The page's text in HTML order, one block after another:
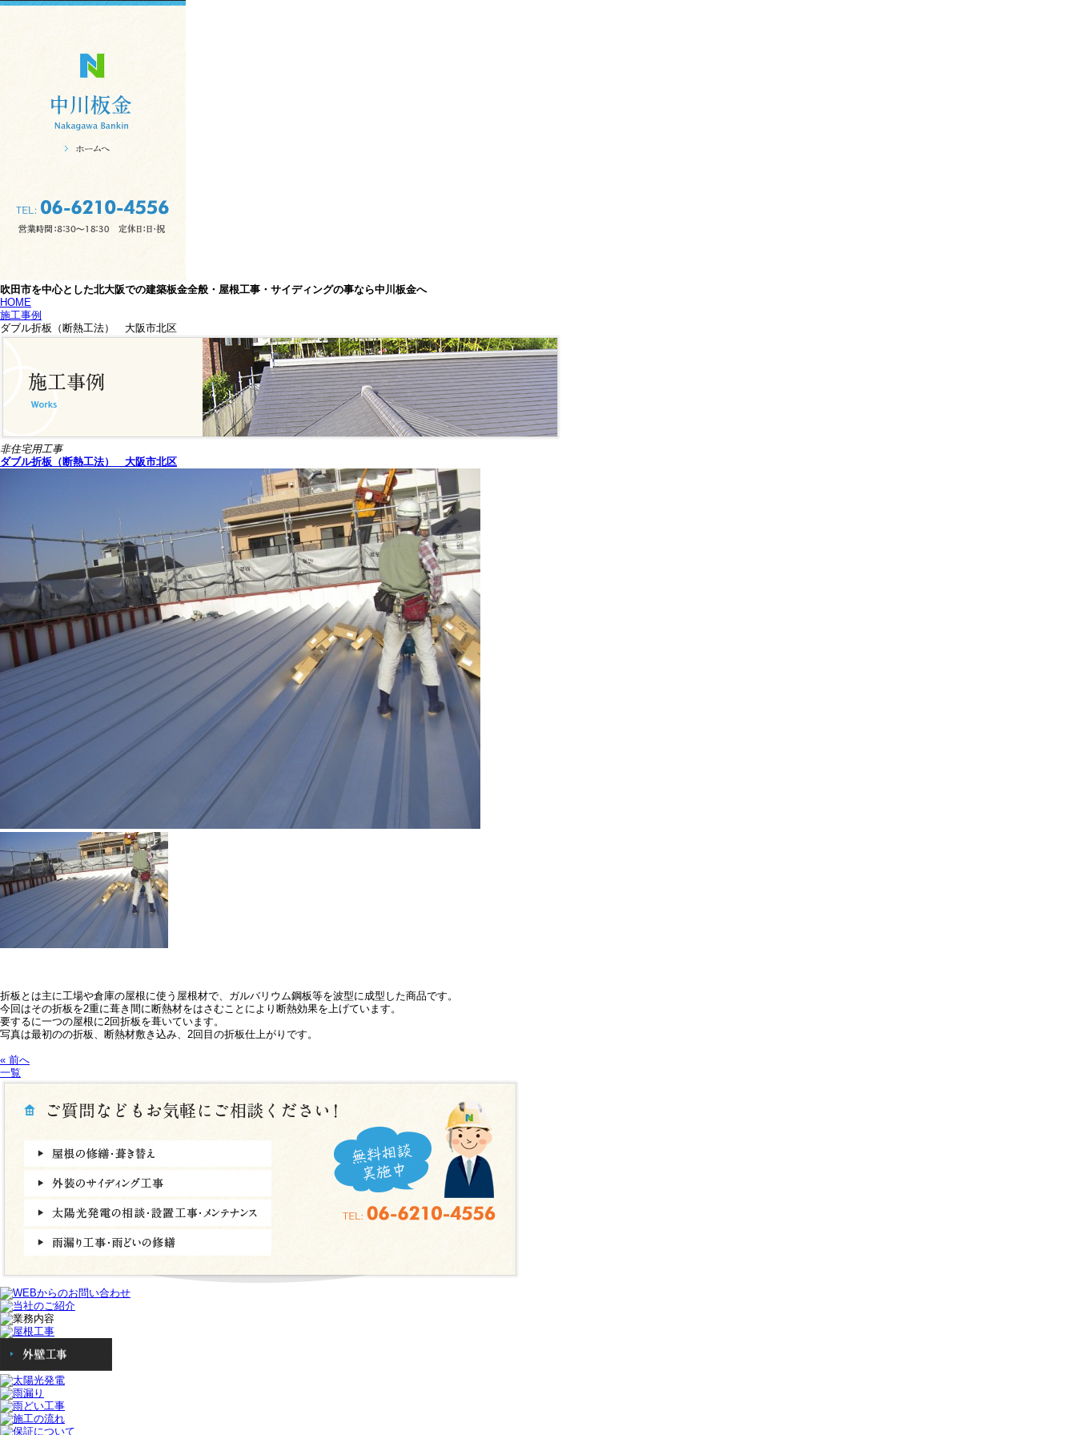
吹田市を中心とした北大阪での建築板金全般・屋根工事・サイディングの事なら中川板金へ
HOME
施工事例
ダブル折板（断熱工法） 大阪市北区
非住宅用工事
ダブル折板（断熱工法） 大阪市北区
折板とは主に工場や倉庫の屋根に使う屋根材で、ガルバリウム鋼板等を波型に成型した商品です。
今回はその折板を2重に葺き間に断熱材をはさむことにより断熱効果を上げています。
要するに一つの屋根に2回折板を葺いています。
写真は最初のの折板、断熱材敷き込み、2回目の折板仕上がりです。
« 前へ
一覧